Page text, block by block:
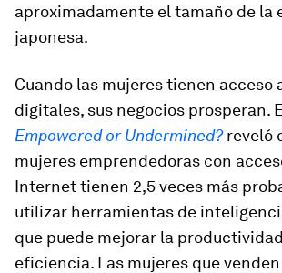
aproximadamente el tamaño de la
japonesa.
Cuando las mujeres tienen acceso
digitales, sus negocios prosperan.
Empowered or Undermined?reveló
mujeres emprendedoras con
Internet tienen 2,5 veces más
utilizar herramientas de
que puede mejorar la
eficiencia. Las mujeres que